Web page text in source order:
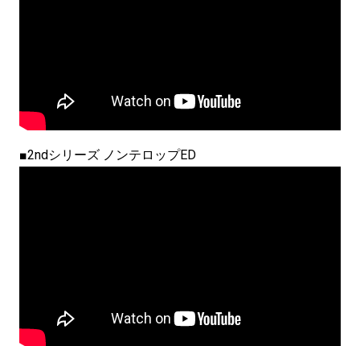
■2ndシリーズ ノンテロップED